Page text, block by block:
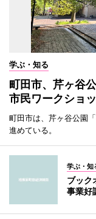
学ぶ・知る
町田市、芹ヶ谷
市民ワークショ
町田市は、芹ヶ谷公園
進めている。
学ぶ・知
ブッ
事業好